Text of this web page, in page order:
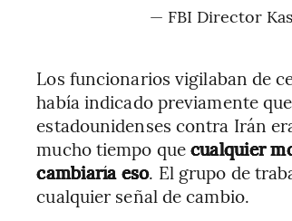
— FBI Director
Los funcionarios vigilaban de
había indicado previamente
estadounidenses contra Irán
mucho tiempo quecualquier
cambiaría eso. El grupo de
cualquier señal de cambio.